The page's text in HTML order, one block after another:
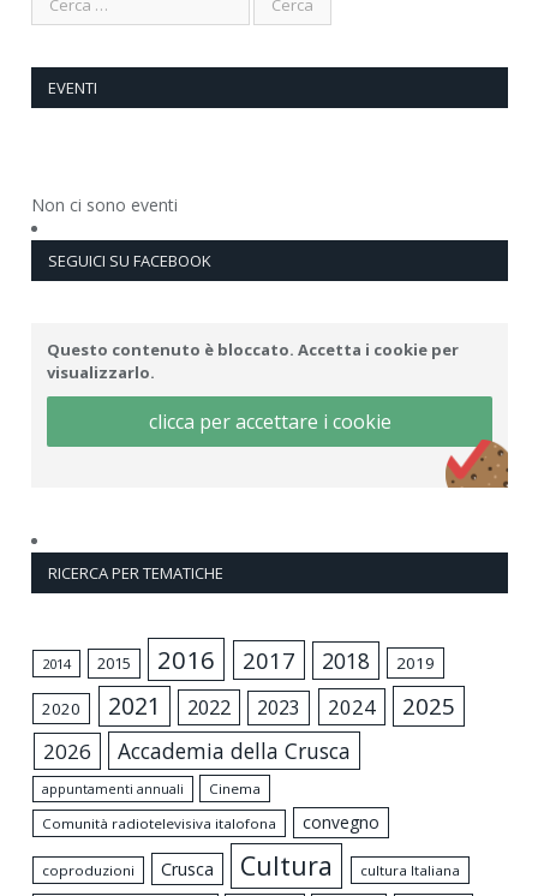
EVENTI
Non ci sono eventi
SEGUICI SU FACEBOOK
Questo contenuto è bloccato. Accetta i cookie per
visualizzarlo.
clicca per accettare i cookie
RICERCA PER TEMATICHE
2014 2015 2016 2017 2018 2019
2020 2021 2022 2023 2024 2025
2026 Accademia della Crusca
appuntamenti annuali
Cinema
Comunità radiotelevisiva italofona
convegno
coproduzioni Crusca Cultura
cultura Italiana